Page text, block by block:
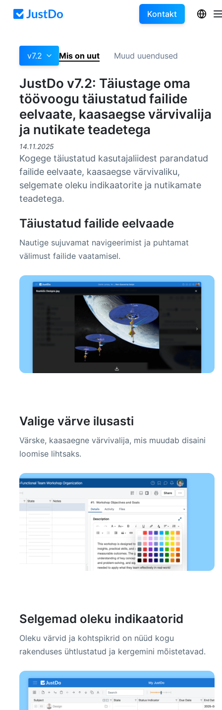
Kontakt
v7.2 Mis on uut Muud uuendused
JustDo v7.2: Täiustage oma
töövoogu täiustatud failide
eelvaate, kaasaegse värvivalija
ja nutikate teadetega
14.11.2025
Kogege täiustatud kasutajaliidest parandatud
failide eelvaate, kaasaegse värvivaliku,
selgemate oleku indikaatorite ja nutikamate
teadetega.
Täiustatud failide eelvaade
Nautige sujuvamat navigeerimist ja puhtamat
välimust failide vaatamisel.
Valige värve ilusasti
Värske, kaasaegne värvivalija, mis muudab disaini
loomise lihtsaks.
Selgemad oleku indikaatorid
Oleku värvid ja kohtspikrid on nüüd kogu
rakenduses ühtlustatud ja kergemini mõistetavad.